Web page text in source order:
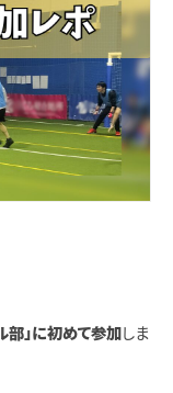
部」に初めて参加しま